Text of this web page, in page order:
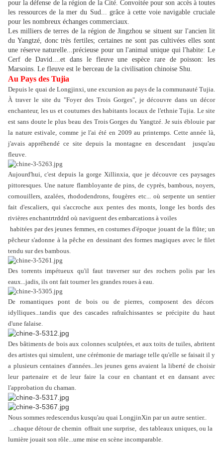
pour la défense de la région de la Cité. Convoitée pour son accès à toutes
les ressources de la mer du Sud... grâce à cette voie navigable cruciale
pour les nombreux échanges commerciaux.
Les milliers de terres de la région de Jingzhou se situent sur l'ancien lit
du Yangtzé, donc très fertiles; certaines ne sont pas cultivées elles sont
une réserve naturelle...précieuse pour un l'animal unique qui l'habite: Le
Cerf de David....et dans le fleuve une espèce rare de poisson: les
Marsoins. Le fleuve est le berceau de la civilisation chinoise Shu.
Au Pays des Tujia
Depuis le quai de Longjinxi, une excursion au pays de la communauté Tujia.
À traver le site du "Foyer des Trois Gorges", je découvre dans un décor
enchanteur, les us et coutumes des habitants locaux de l'ethnie Tujia. Le site
est sans doute le plus beau des Trois Gorges du Yangtzé. Je suis éblouie par
la nature estivale, comme je l'ai été en 2009 au printemps. Cette année là,
j'avais appréhendé ce site depuis la montagne en descendant jusqu'au
fleuve.
Aujourd'hui, c'est depuis la gorge Xillinxia, que je découvre ces paysages
pittoresques. Une nature flambloyante de pins, de cyprès, bambous, noyers,
cornouillers, azalées, rhododendrons, fougères etc... où serpente un sentier
fait d'escaliers, qui s'accroche aux pentes des monts, longe les bords des
rivières enchantrtrddrd où naviguent des embarcations à voiles
habitées par des jeunes femmes, en costumes d'époque jouant de la flûte; un
pêcheur s'adonne à la pêche en dessinant des formes magiques avec le filet
tendu sur des bambous.
Des torrents impétueux qu'il faut traverser sur des rochers polis par les
eaux...jadis, ils ont fait tourner les grandes roues à eau.
De romantiques pont de bois ou de pierres, composent des décors
idylliques...tandis que des cascades rafraîchissantes se précipite du haut
d'une falaise.
Des bâtiments de bois aux colonnes sculptées, et aux toits de tuiles, abritent
des artistes qui simulent, une cérémonie de mariage telle qu'elle se faisait il y
a plusieurs centaines d'années...les jeunes gens avaient la liberté de choisir
leur partenaire et de leur faire la cour en chantant et en dansant avec
l'approbation du chaman.
Nous sommes redescendus kusqu'au quai LongjinXin par un autre sentier..
...chaque détour de chemin offrait une surprise, des tableaux uniques, ou la
lumière jouait son rôle...ume mise en scène incomparable.